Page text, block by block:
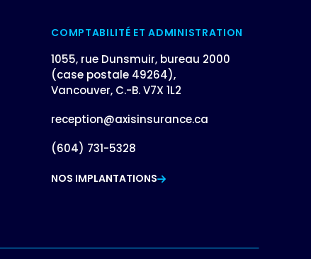
COMPTABILITÉ ET ADMINISTRATION
1055, rue Dunsmuir, bureau 2000
(case postale 49264),
Vancouver, C.-B. V7X 1L2
reception@axisinsurance.ca
(604) 731-5328
NOS IMPLANTATIONS